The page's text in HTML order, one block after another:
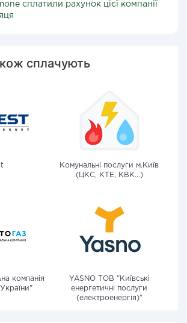
сплатили рахунок цієї компанії
сплачують
Комунальні послуги м.Київ
(ЦКС, КТЕ, КВК...)
компанія
YASNO ТОВ "Київські
енергетичні послуги
(електроенергія)"